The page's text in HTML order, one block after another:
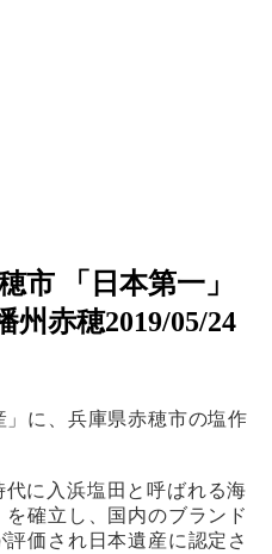
市 「日本第一」
州赤穂2019/05/24
に、兵庫県赤穂市の塩作
に入浜塩田と呼ばれる海
確立し、国内のブランド
価され日本遺産に認定さ